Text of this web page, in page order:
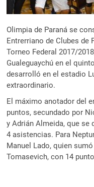
Olimpia de Paraná se
Entrerriano de Clubes de
Torneo Federal 2017/
Gualeguaychú en el
desarrolló en el estadio
extraordinario.
El máximo anotador del
puntos, secundado por
y Adrián Almeida, que se
4 asistencias. Para
Manuel Lado, quien
Tomasevich, con 14